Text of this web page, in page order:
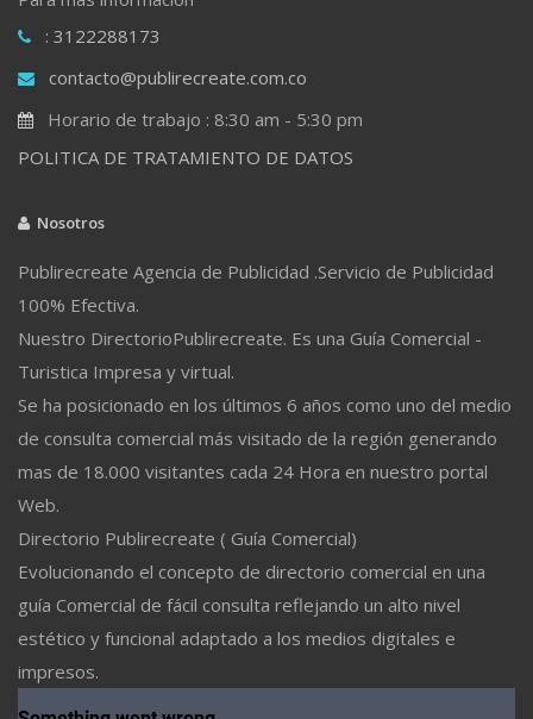
: 3122288173
contacto@publirecreate.com.co
Horario de trabajo : 8:30 am - 5:30 pm
POLITICA DE TRATAMIENTO DE DATOS
Nosotros
Publirecreate Agencia de Publicidad .Servicio de Publicidad
100% Efectiva.
Nuestro DirectorioPublirecreate. Es una Guía Comercial -
Turistica Impresa y virtual.
Se ha posicionado en los últimos 6 años como uno del medio
de consulta comercial más visitado de la región generando
mas de 18.000 visitantes cada 24 Hora en nuestro portal
Web.
Directorio Publirecreate ( Guía Comercial)
Evolucionando el concepto de directorio comercial en una
guía Comercial de fácil consulta reflejando un alto nivel
estético y funcional adaptado a los medios digitales e
impresos.